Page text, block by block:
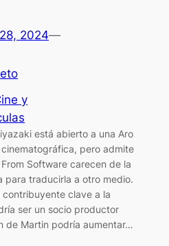
2024—
y
está abierto a una Aro
pero admite
Software carecen de la
para traducirla a otro medio.
contribuyente clave a la
ser un socio productor
de Martin podría aumentar…